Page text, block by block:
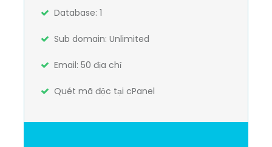
Database: 1
Sub domain: Unlimited
Email: 50 địa chỉ
Quét mã độc tại cPanel